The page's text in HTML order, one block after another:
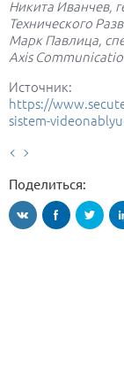
Никита Иванчев,
Технического
Марк Павлица,
Axis
Источник:
https://
sistem-
Поделиться: